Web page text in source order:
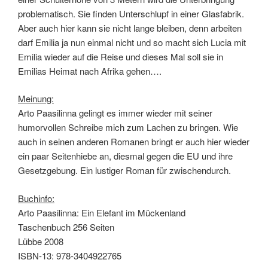
problematisch. Sie finden Unterschlupf in einer Glasfabrik.
Aber auch hier kann sie nicht lange bleiben, denn arbeiten
darf Emilia ja nun einmal nicht und so macht sich Lucia mit
Emilia wieder auf die Reise und dieses Mal soll sie in
Emilias Heimat nach Afrika gehen….
Meinung:
Arto Paasilinna gelingt es immer wieder mit seiner
humorvollen Schreibe mich zum Lachen zu bringen. Wie
auch in seinen anderen Romanen bringt er auch hier wieder
ein paar Seitenhiebe an, diesmal gegen die EU und ihre
Gesetzgebung. Ein lustiger Roman für zwischendurch.
Buchinfo:
Arto Paasilinna: Ein Elefant im Mückenland
Taschenbuch 256 Seiten
Lübbe 2008
ISBN-13: 978-3404922765